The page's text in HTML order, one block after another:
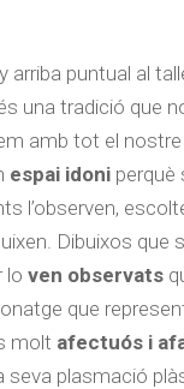
arriba puntual al
una tradició que
amb tot el
espai idoniperquè
l’observen,
Dibuixos que
lo ven observats
que
molt afectuós i
seva plasmació